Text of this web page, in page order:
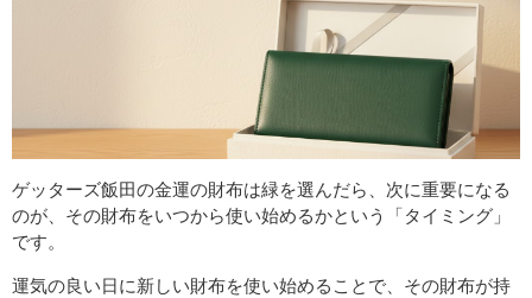
ゲッターズ飯田の金運の財布は緑を選んだら、次に重要になる
のが、その財布をいつから使い始めるかという「タイミング」
です。
運気の良い日に新しい財布を使い始めることで、その財布が持